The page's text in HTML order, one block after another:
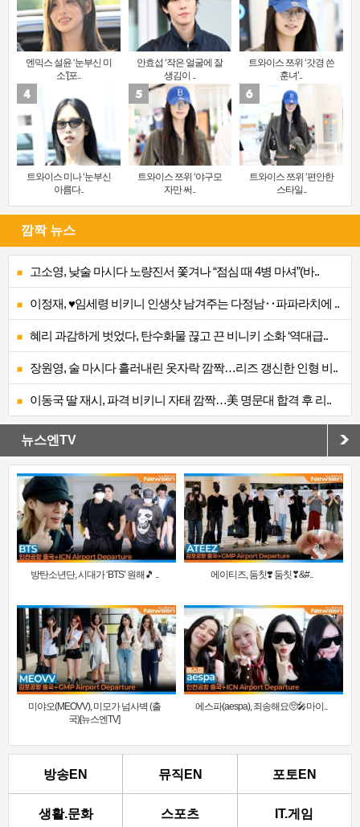
엔믹스 설윤 ‘눈부신 미
소’[포..
안효섭 ‘작은 얼굴에 잘
생김이 ..
트와이스 쯔위 ‘갓경 쓴
훈녀’..
트와이스 미나 ‘눈부신
아름다..
트와이스 쯔위 ‘야구모
자만 써..
트와이스 쯔위 ‘편안한
스타일..
깜짝 뉴스
고소영, 낮술 마시다 노량진서 쫓겨나 “점심 때 4병 마셔”(바..
이정재, ♥임세령 비키니 인생샷 남겨주는 다정남‥파파라치에 ..
혜리 과감하게 벗었다, 탄수화물 끊고 끈 비니키 소화 ‘역대급..
장원영, 술 마시다 흘러내린 옷자락 깜짝…리즈 갱신한 인형 비..
이동국 딸 재시, 파격 비키니 자태 깜짝…美 명문대 합격 후 리..
뉴스엔TV
방탄소년단, 시대가 ‘BTS’ 원해🎵 .. 에이티즈, 둠칫❣️ 둠칫❣&#..
미야오(MEOVV), 미모가 넘사벽 (출
국)[뉴스엔TV]
에스파(aespa), 죄송해요🥺🎤마이..
방송EN 뮤직EN 포토EN
생활.문화 스포츠 IT.게임